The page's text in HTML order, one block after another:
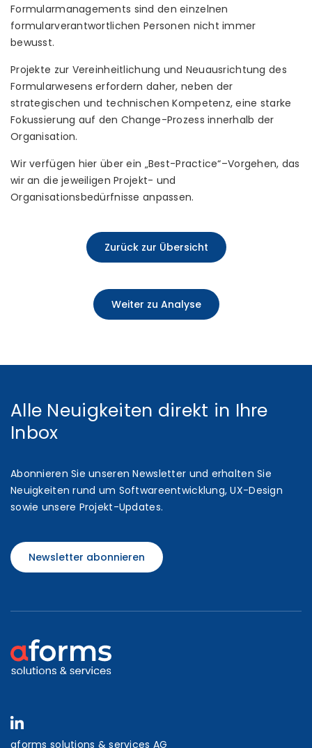
Formularmanagements sind den einzelnen
formularverantwortlichen Personen nicht immer
bewusst.
Projekte zur Vereinheitlichung und Neuausrichtung des
Formularwesens erfordern daher, neben der
strategischen und technischen Kompetenz, eine starke
Fokussierung auf den Change-Prozess innerhalb der
Organisation.
Wir verfügen hier über ein „Best-Practice“–Vorgehen, das
wir an die jeweiligen Projekt- und
Organisationsbedürfnisse anpassen.
Zurück zur Übersicht
Weiter zu Analyse
Alle Neuigkeiten direkt in Ihre
Inbox
Abonnieren Sie unseren Newsletter und erhalten Sie
Neuigkeiten rund um Softwareentwicklung, UX-Design
sowie unsere Projekt-Updates.
Newsletter abonnieren
aforms solutions & services AG